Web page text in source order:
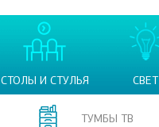
СТОЛЫ И СТУЛЬЯ СВЕТ
ТУМБЫ ТВ